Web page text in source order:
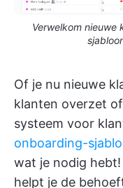
Verwelkom nieuwe
Of je nu nieuwe
klanten overzet
systeem voor
onboarding-
wat je nodig hebt!
helpt je de